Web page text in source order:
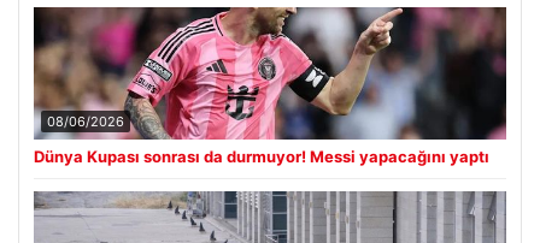
08/06/2026
Dünya Kupası sonrası da durmuyor! Messi yapacağını yaptı